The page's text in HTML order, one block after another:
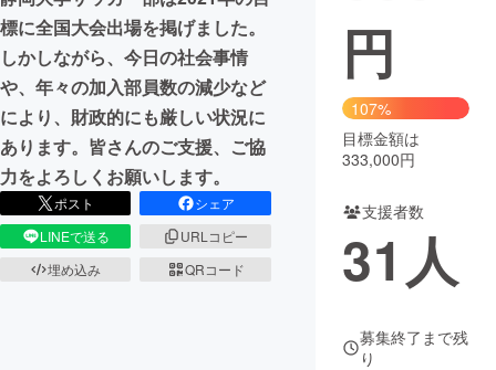
まちづくり・地域活性化
CAMPFIRE for Social Good
CAMPFIRE Creation
CAMPFIREふるさと納税 machi-ya コミュニティ
標に全国大会出場を掲げました。
しかしながら、今日の社会事情
や、年々の加入部員数の減少など
により、財政的にも厳しい状況に
あります。皆さんのご支援、ご協
力をよろしくお願いします。
ポスト
シェア
LINEで送る
URLコピー
埋め込み
QRコード
円
107%
目標金額は
333,000円
支援者数
31 人
募集終了まで残
り